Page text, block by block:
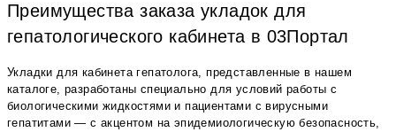
Преимущества заказа укладок для
гепатологического кабинета в 03Портал
Укладки для кабинета гепатолога, представленные в нашем
каталоге, разработаны специально для условий работы с
биологическими жидкостями и пациентами с вирусными
гепатитами — с акцентом на эпидемиологическую безопасность,